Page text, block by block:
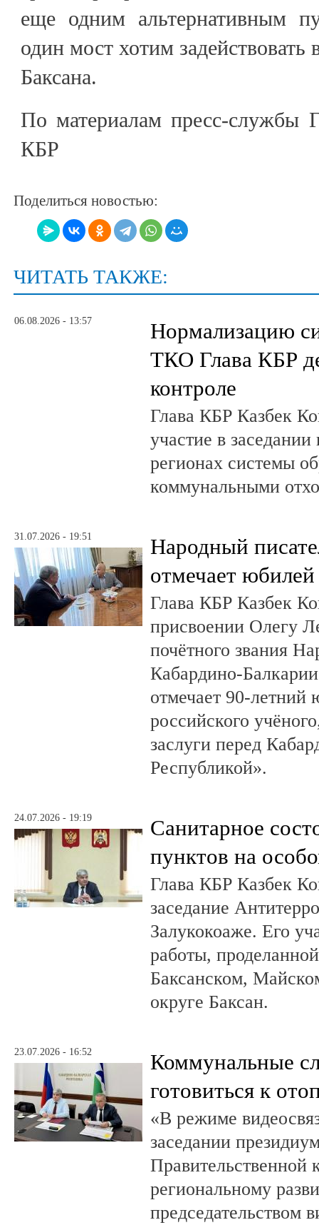
еще одним альтернативным
один мост хотим
Баксана.
По материалам пресс-службы
КБР
Поделиться новостью:
ЧИТАТЬ ТАКЖЕ:
06.08.2026 - 13:57
Нормализацию
ТКО Глава КБР
контроле
Глава КБР Казбек
участие в
регионах системы
коммунальными
31.07.2026 - 19:51
Народный
отмечает юбилей
Глава КБР Казбек
присвоении Олегу
почётного звания
Кабардино-
отмечает 90-
российского
заслуги перед
Республикой».
24.07.2026 - 19:19
Санитарное
пунктов на
Глава КБР Казбек
заседание
Залукокоаже. Его
работы,
Баксанском,
округе Баксан.
23.07.2026 - 16:52
Коммунальные
готовиться к
«В режиме
заседании
Правительственной
региональному
председательством